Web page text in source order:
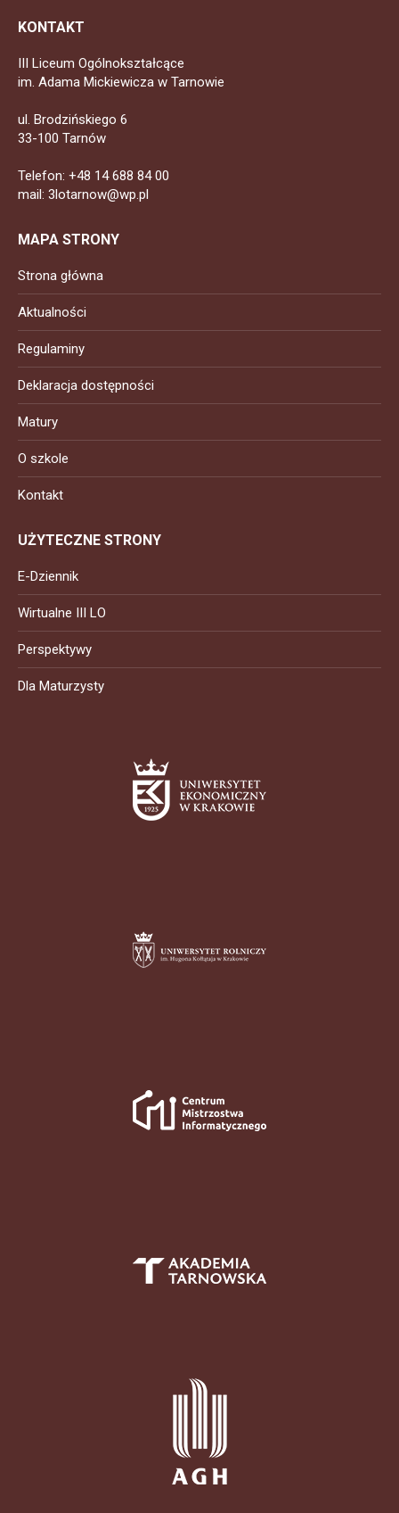
KONTAKT
III Liceum Ogólnokształcące
im. Adama Mickiewicza w Tarnowie
ul. Brodzińskiego 6
33-100 Tarnów
Telefon: +48 14 688 84 00
mail: 3lotarnow@wp.pl
MAPA STRONY
Strona główna
Aktualności
Regulaminy
Deklaracja dostępności
Matury
O szkole
Kontakt
UŻYTECZNE STRONY
E-Dziennik
Wirtualne III LO
Perspektywy
Dla Maturzysty